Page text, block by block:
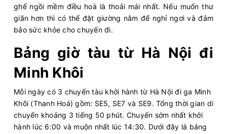
ghế ngồi mềm điều hoà là thoải mái nhất. Nếu muốn thư
giãn hơn thì có thể đặt giường nằm để nghỉ ngơi và đảm
bảo sức khỏe cho chuyến đi.
Bảng giờ tàu từ Hà Nội đi
Minh Khôi
Mỗi ngày có 3 chuyến tàu khởi hành từ Hà Nội đi ga Minh
Khôi (Thanh Hoá) gồm: SE5, SE7 và SE9. Tổng thời gian di
chuyển khoảng 3 tiếng 50 phút. Chuyến sớm nhất khởi
hành lúc 6:00 và muộn nhất lúc 14:30. Dưới đây là bảng